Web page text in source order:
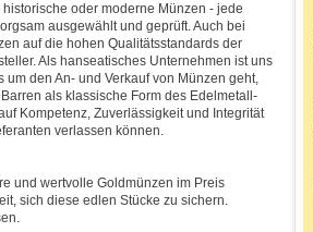
oder moderne Münzen - jede
ausgewählt und geprüft. Auch bei
auf die hohen Qualitätsstandards der
Als hanseatisches Unternehmen ist uns
um den An- und Verkauf von Münzen geht,
als klassische Form des Edelmetall-
Kompetenz, Zuverlässigkeit und Integrität
verlassen können.
und wertvolle Goldmünzen im Preis
sich diese edlen Stücke zu sichern.